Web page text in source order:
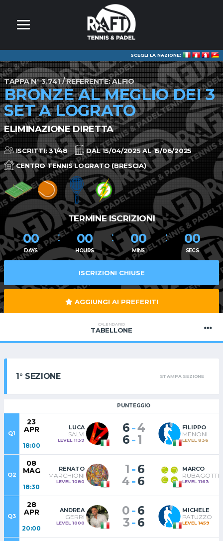
SCEGLI LA NAZIONE:
TAPPA N° 3.741 / REFERENTE: ALFIO
BRONZE AL MEGLIO DEI 3
SET A LOGRATO
ELIMINAZIONE DIRETTA
ISCRITTI: 31/48
DAL 15/04/2025 AL 15/06/2025
CENTRO TENNIS LOGRATO (BRESCIA)
TERMINE ISCRIZIONI
00
DAYS
00
HOURS
00
MINS
00
SECS
ISCRIZIONI CHIUSE
AGGIUNGI AI PREFERITI
CALENDARIO
TABELLONE
1° SEZIONE STAMPA SEZIONE
PUNTEGGIO
Q1
23
APR
18:00
LUCA
SALVI
LEVEL 1139
6-4
6-1
FILIPPO
MENONI
LEVEL 836
Q2
08
MAG
18:30
RENATO
MARCHIONI
LEVEL 1080
1 -6
4-6
MARCO
RUBAGOTTI
LEVEL 1163
Q3
28
APR
20:00
ANDREA
GERRI
LEVEL 1000
0-6
3-6
MICHELE
PATUZZO
LEVEL 1459